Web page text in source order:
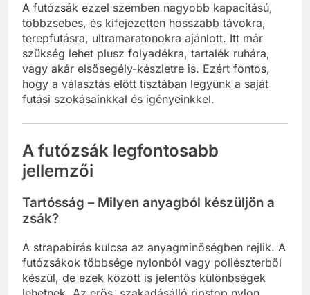
A futózsák ezzel szemben nagyobb kapacitású,
többzsebes, és kifejezetten hosszabb távokra,
terepfutásra, ultramaratonokra ajánlott. Itt már
szükség lehet plusz folyadékra, tartalék ruhára,
vagy akár elsősegély-készletre is. Ezért fontos,
hogy a választás előtt tisztában legyünk a saját
futási szokásainkkal és igényeinkkel.
A futózsák legfontosabb
jellemzői
Tartósság – Milyen anyagból készüljön a
zsák?
A strapabírás kulcsa az anyagminőségben rejlik. A
futózsákok többsége nylonból vagy poliészterből
készül, de ezek között is jelentős különbségek